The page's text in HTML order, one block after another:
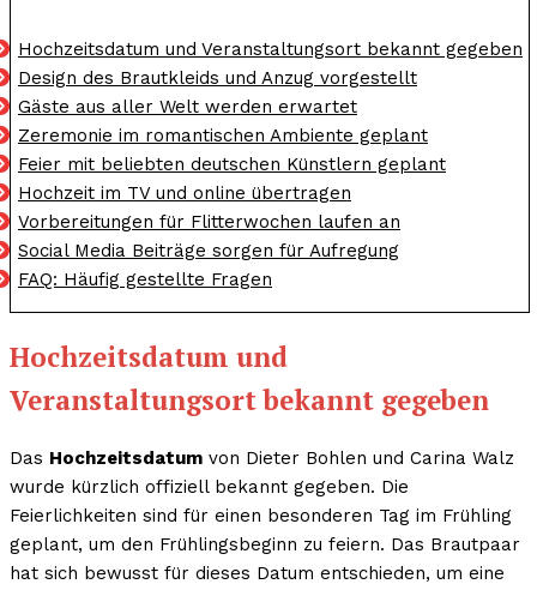
Hochzeitsdatum und Veranstaltungsort bekannt gegeben
Design des Brautkleids und Anzug vorgestellt
Gäste aus aller Welt werden erwartet
Zeremonie im romantischen Ambiente geplant
Feier mit beliebten deutschen Künstlern geplant
Hochzeit im TV und online übertragen
Vorbereitungen für Flitterwochen laufen an
Social Media Beiträge sorgen für Aufregung
FAQ: Häufig gestellte Fragen
Hochzeitsdatum und
Veranstaltungsort bekannt gegeben
Das Hochzeitsdatum von Dieter Bohlen und Carina Walz
wurde kürzlich offiziell bekannt gegeben. Die
Feierlichkeiten sind für einen besonderen Tag im Frühling
geplant, um den Frühlingsbeginn zu feiern. Das Brautpaar
hat sich bewusst für dieses Datum entschieden, um eine